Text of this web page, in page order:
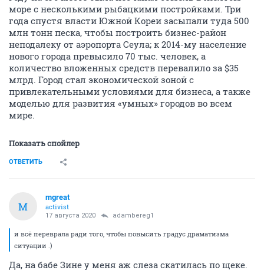
море с несколькими рыбацкими постройками. Три
года спустя власти Южной Кореи засыпали туда 500
млн тонн песка, чтобы построить бизнес-район
неподалеку от аэропорта Сеула; к 2014-му население
нового города превысило 70 тыс. человек, а
количество вложенных средств перевалило за $35
млрд. Город стал экономической зоной с
привлекательными условиями для бизнеса, а также
моделью для развития «умных» городов во всем
мире.
Показать спойлер
ОТВЕТИТЬ
M
mgreat
activist
17 августа 2020 adambereg1
и всё переврала ради того, чтобы повысить градус драматизма
ситуации .)
Да, на бабе Зине у меня аж слеза скатилась по щеке.